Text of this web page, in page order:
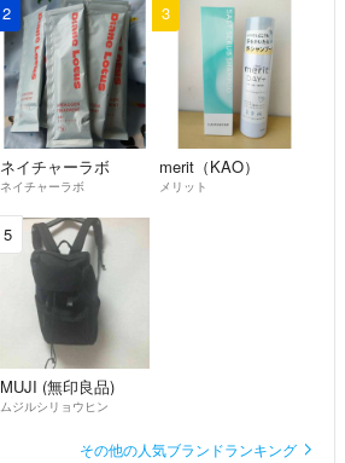
2
ネイチャーラボ
ネイチャーラボ
3
merit（KAO）
メリット
5
MUJI (無印良品)
ムジルシリョウヒン
その他の人気ブランドランキング